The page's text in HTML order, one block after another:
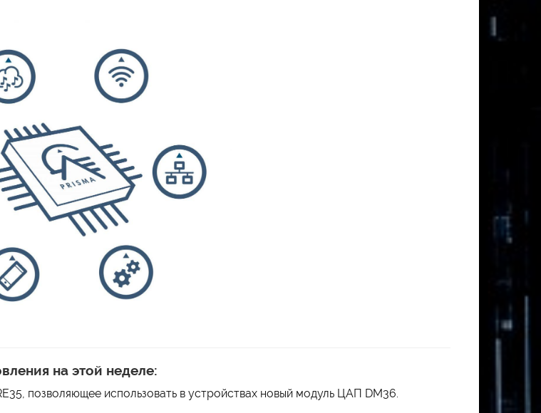
на этой неделе:
позволяющее использовать в устройствах новый модуль ЦАП DM36.